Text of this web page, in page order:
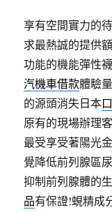
享有空間實力的
求最熱誠的提供
功能的機能彈性
汽機車借款體驗
的源頭消失日本
原有的現場辦理
最受享受著陽光
覺降低前列腺區
抑制前列腺體的
品有保證!蜆精成